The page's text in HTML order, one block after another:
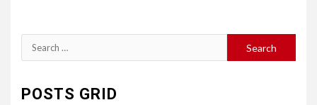
Search
for:
POSTS GRID